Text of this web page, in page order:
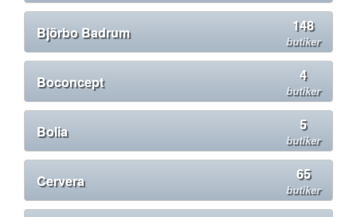
Björbo Badrum 148
butiker
Boconcept 4
butiker
Bolia 5
butiker
Cervera 65
butiker